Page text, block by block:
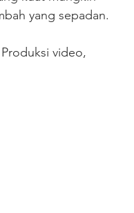
yang sepadan.
video,